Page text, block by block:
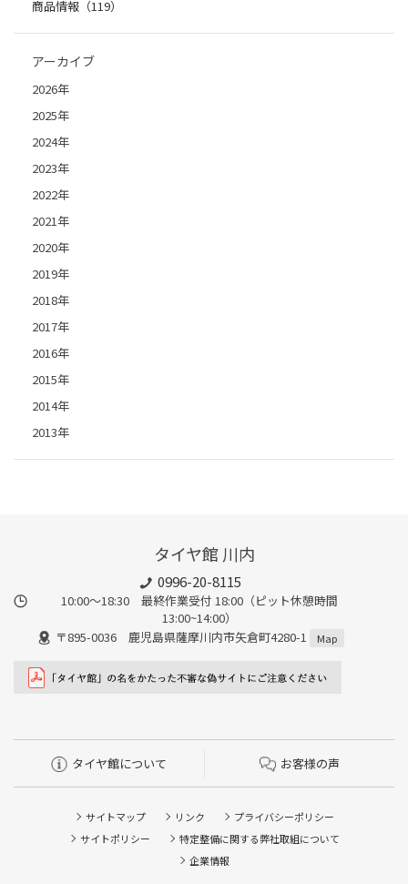
商品情報（119）
アーカイブ
2026年
2025年
2024年
2023年
2022年
2021年
2020年
2019年
2018年
2017年
2016年
2015年
2014年
2013年
タイヤ館 川内
0996-20-8115
10:00～18:30 最終作業受付 18:00（ピット休憩時間
13:00~14:00）
〒895-0036 鹿児島県薩摩川内市矢倉町4280-1
Map
タイヤ館について お客様の声
サイトマップ リンク
プライバシーポリシー
サイトポリシー
特定整備に関する弊社取組について
企業情報